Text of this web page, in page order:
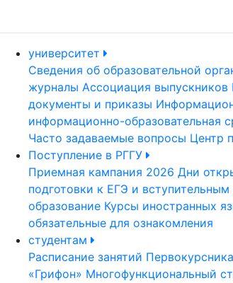
университет
Сведения об образовательной
журналы Ассоциация выпускников
документы и приказы
информационно-образовательная
Часто задаваемые вопросы Центр
Поступление в РГГУ
Приемная кампания 2026 Дни
подготовки к ЕГЭ и
образование Курсы иностранных
обязательные для ознакомления
студентам
Расписание занятий
«Грифон» Многофункциональный